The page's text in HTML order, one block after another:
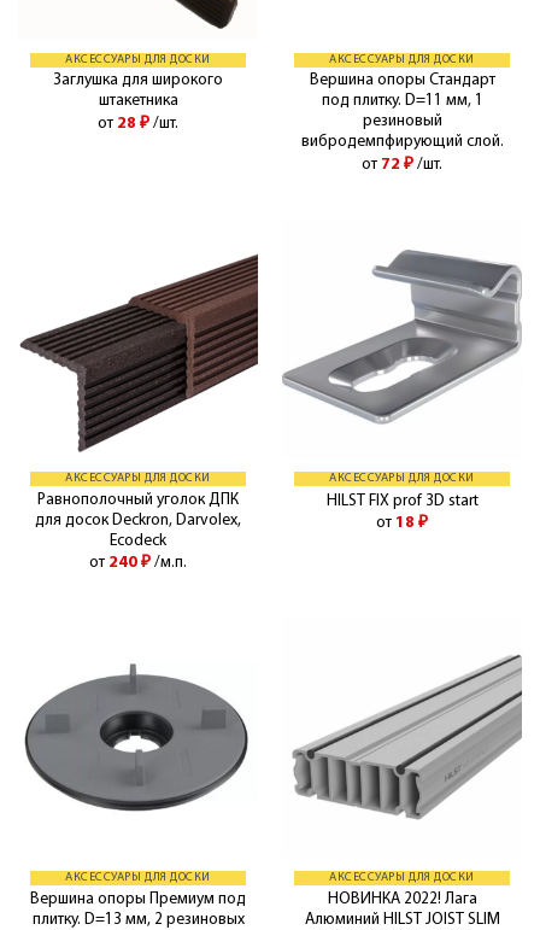
АКСЕССУАРЫ ДЛЯ ДОСКИ
Заглушка для широкого
штакетника
от 28 ₽ /шт.
АКСЕССУАРЫ ДЛЯ ДОСКИ
Вершина опоры Стандарт
под плитку. D=11 мм, 1
резиновый
вибродемпфирующий слой.
от 72 ₽ /шт.
АКСЕССУАРЫ ДЛЯ ДОСКИ
Равнополочный уголок ДПК
для досок Deckron, Darvolex,
Ecodeck
от 240 ₽ /м.п.
АКСЕССУАРЫ ДЛЯ ДОСКИ
HILST FIX prof 3D start
от 18 ₽
АКСЕССУАРЫ ДЛЯ ДОСКИ
Вершина опоры Премиум под
плитку. D=13 мм, 2 резиновых
АКСЕССУАРЫ ДЛЯ ДОСКИ
НОВИНКА 2022! Лага
Алюминий HILST JOIST SLIM